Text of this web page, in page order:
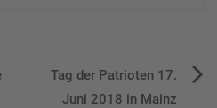
Tag der Patrioten 17.
Juni 2018 in Mainz